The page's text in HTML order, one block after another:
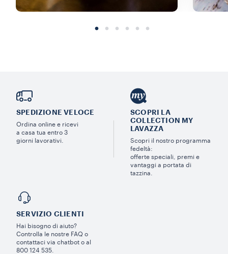
SPEDIZIONE VELOCE
Ordina online e ricevi
a casa tua entro 3
giorni lavorativi.
SCOPRI LA
COLLECTION MY
LAVAZZA
Scopri il nostro programma
fedeltà:
offerte speciali, premi e
vantaggi a portata di
tazzina.
SERVIZIO CLIENTI​
Hai bisogno di aiuto?​
Controlla le nostre FAQ o
contattaci via chatbot o al
800 124 535.